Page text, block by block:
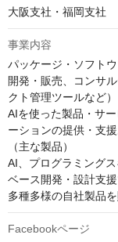
大阪支社・福岡支社
事業内容
パッケージ・ソフト
開発・販売、コンサ
クト管理ツールなど）
AIを使った製品・サ
ーションの提供・支
（主な製品）
AI、プログラミング
ベース開発・設計支
Facebookページ